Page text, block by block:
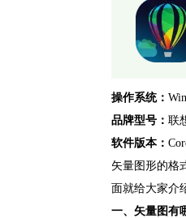
操作系统：
品牌型号： 联
软件版本：
矢量图形的格
面就给大家介
一、矢量图有